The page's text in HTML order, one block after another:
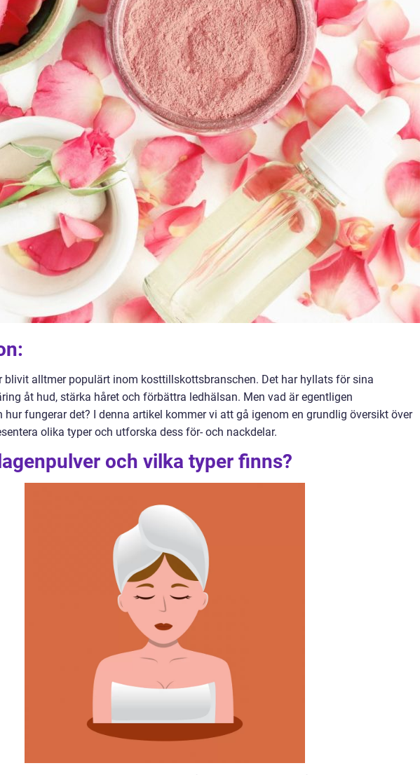
blivit alltmer populärt inom kosttillskottsbranschen. Det har hyllats för sina
åt hud, stärka håret och förbättra ledhälsan. Men vad är egentligen
hur fungerar det? I denna artikel kommer vi att gå igenom en grundlig översikt över
olika typer och utforska dess för- och nackdelar.
och vilka typer finns?